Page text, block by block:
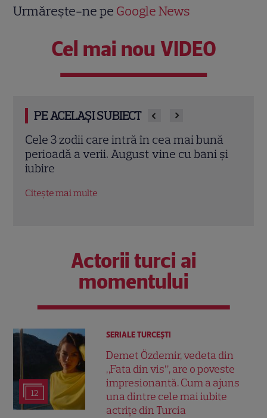
Urmărește-ne pe Google News
Cel mai nou VIDEO
PE ACELAȘI SUBIECT
Astrele la final de iulie 2026: bani,
schimbări și vacanțe pentru zodii
Actorii turci ai
momentului
12
SERIALE TURCEŞTI
Demet Özdemir, vedeta din
„Fata din vis”, are o poveste
impresionantă. Cum a ajuns
una dintre cele mai iubite
actrițe din Turcia